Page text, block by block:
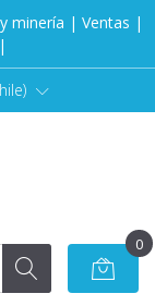
minería | Ventas |
0